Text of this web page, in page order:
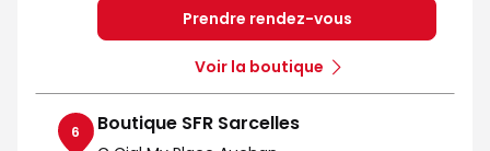
Prendre rendez-vous
Voir la boutique
6 Boutique SFR Sarcelles